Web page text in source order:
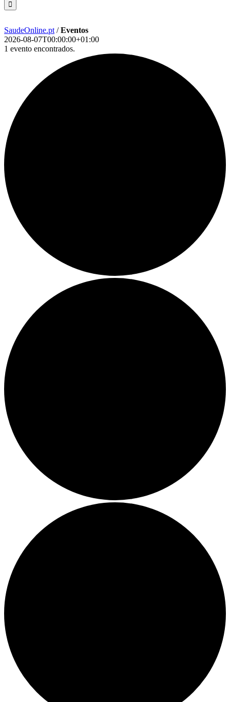
SaudeOnline.pt /Eventos
2026-08-07T00:00:00+01:00
1 evento encontrados.